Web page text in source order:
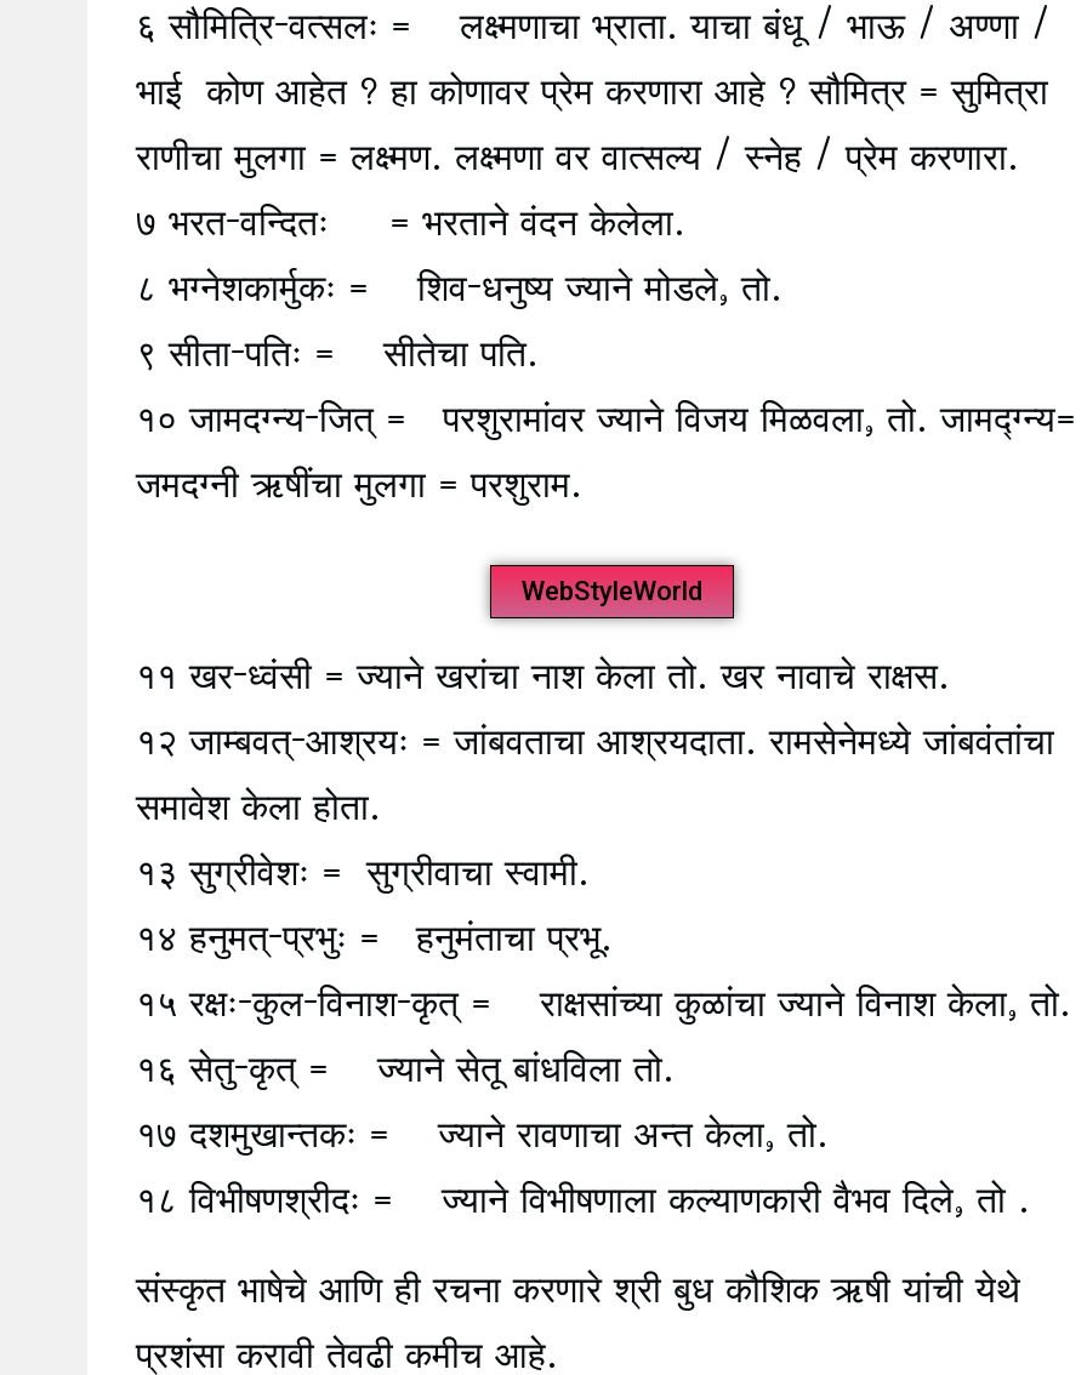
६ सौमित्रि-वत्सलः = लक्ष्मणाचा भ्राता. याचा बंधू / भाऊ / अण्णा /
भाई कोण आहेत ? हा कोणावर प्रेम करणारा आहे ? सौमित्र = सुमित्रा
राणीचा मुलगा = लक्ष्मण. लक्ष्मणा वर वात्सल्य / स्नेह / प्रेम करणारा.
७ भरत-वन्दितः = भरताने वंदन केलेला.
८ भग्नेशकार्मुकः = शिव-धनुष्य ज्याने मोडले, तो.
९ सीता-पतिः = सीतेचा पति.
१० जामदग्न्य-जित् = परशुरामांवर ज्याने विजय मिळवला, तो. जामद्ग्न्य=
जमदग्नी ऋषींचा मुलगा = परशुराम.
WebStyleWorld
११ खर-ध्वंसी = ज्याने खरांचा नाश केला तो. खर नावाचे राक्षस.
१२ जाम्बवत्-आश्रयः = जांबवताचा आश्रयदाता. रामसेनेमध्ये जांबवंतांचा
समावेश केला होता.
१३ सुग्रीवेशः = सुग्रीवाचा स्वामी.
१४ हनुमत्-प्रभुः = हनुमंताचा प्रभू.
१५ रक्षः-कुल-विनाश-कृत् = राक्षसांच्या कुळांचा ज्याने विनाश केला, तो.
१६ सेतु-कृत् = ज्याने सेतू बांधविला तो.
१७ दशमुखान्तकः = ज्याने रावणाचा अन्त केला, तो.
१८ विभीषणश्रीदः = ज्याने विभीषणाला कल्याणकारी वैभव दिले, तो .
संस्कृत भाषेचे आणि ही रचना करणारे श्री बुध कौशिक ऋषी यांची येथे
प्रशंसा करावी तेवढी कमीच आहे.